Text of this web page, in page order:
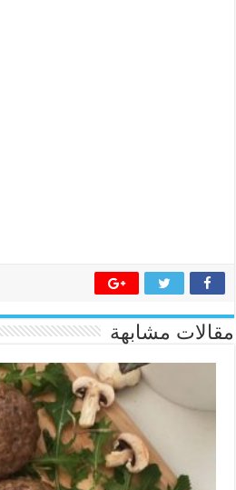
مقالات مشابهة